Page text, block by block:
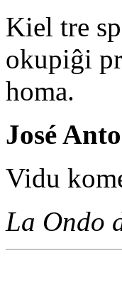
Kiel tre
okupiĝi
homa.
José
Vidu
La Ondo